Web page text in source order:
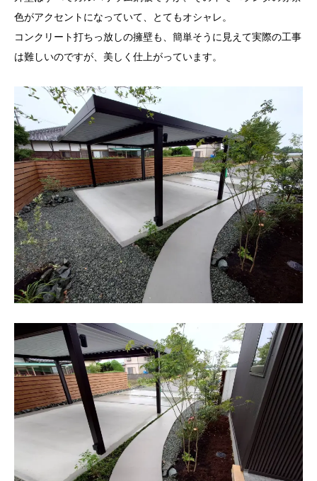
色がアクセントになっていて、とてもオシャレ。
コンクリート打ちっ放しの擁壁も、簡単そうに見えて実際の工事
は難しいのですが、美しく仕上がっています。